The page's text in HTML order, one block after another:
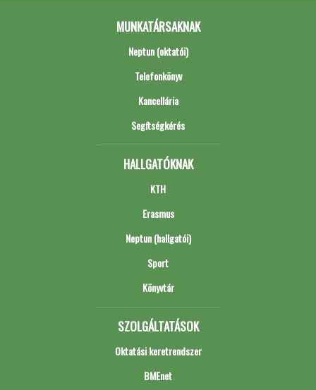
MUNKATÁRSAKNAK
Neptun (oktatói)
Telefonkönyv
Kancellária
Segítségkérés
HALLGATÓKNAK
KTH
Erasmus
Neptun (hallgatói)
Sport
Könyvtár
SZOLGÁLTATÁSOK
Oktatási keretrendszer
BMEnet